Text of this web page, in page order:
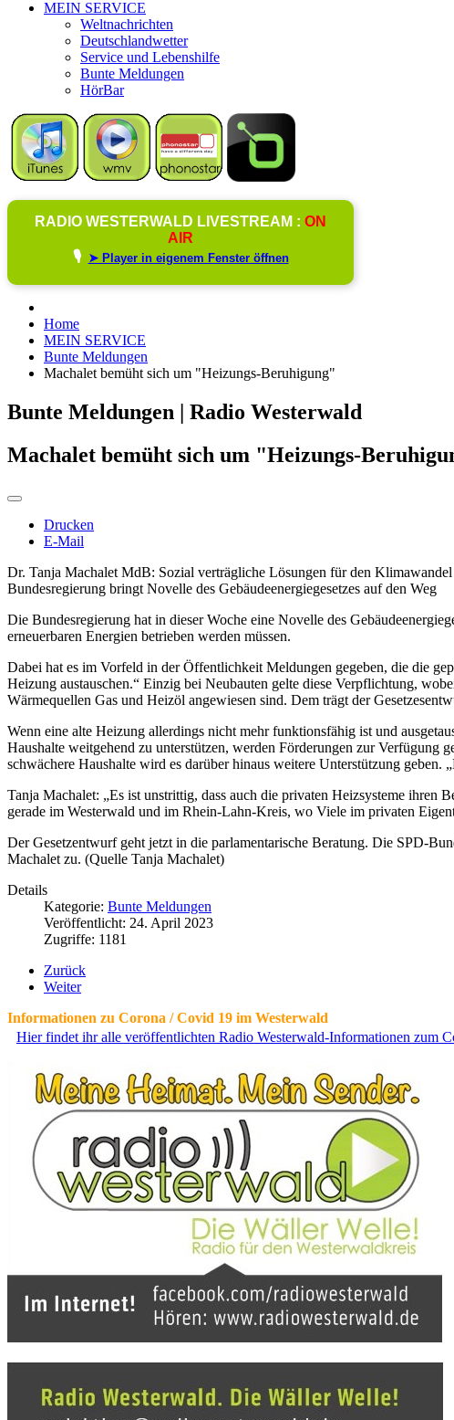
MEIN SERVICE
Weltnachrichten
Deutschlandwetter
Service und Lebenshilfe
Bunte Meldungen
HörBar
RADIO WESTERWALD LIVESTREAM : ON
AIR
🎙️ ➤ Player in eigenem Fenster öffnen
Home
MEIN SERVICE
Bunte Meldungen
Machalet bemüht sich um "Heizungs-Beruhigung"
Bunte Meldungen | Radio Westerwald
Machalet bemüht sich um "Heizungs-
Drucken
E-Mail
Dr. Tanja Machalet MdB: Sozial verträgliche Lösungen für den
Bundesregierung bringt Novelle des Gebäudeenergiegesetzes auf den Weg
Die Bundesregierung hat in dieser Woche eine Novelle des
erneuerbaren Energien betrieben werden müssen.
Dabei hat es im Vorfeld in der Öffentlichkeit Meldungen gegeben, die die
Heizung austauschen.“ Einzig bei Neubauten gelte diese Verpflichtung,
Wärmequellen Gas und Heizöl angewiesen sind. Dem trägt der
Wenn eine alte Heizung allerdings nicht mehr funktionsfähig ist und
Haushalte weitgehend zu unterstützen, werden Förderungen zur Verfügung
schwächere Haushalte wird es darüber hinaus weitere Unterstützung
Tanja Machalet: „Es ist unstrittig, dass auch die privaten Heizsysteme ihren
gerade im Westerwald und im Rhein-Lahn-Kreis, wo Viele im privaten
Der Gesetzentwurf geht jetzt in die parlamentarische Beratung. Die SPD-
Machalet zu. (Quelle Tanja Machalet)
Details
Kategorie: Bunte Meldungen
Veröffentlicht: 24. April 2023
Zugriffe: 1181
Zurück
Weiter
Informationen zu Corona / Covid 19 im Westerwald
Hier findet ihr alle veröffentlichten Radio Westerwald-Informationen zum